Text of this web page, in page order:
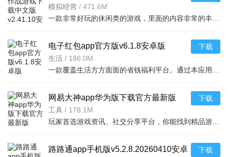
卓版
模拟经营 / 471.6M
电子红包app官方版v6.1.8安卓版
生活 / 186.0M
下载
网易大神app华为版下载官方最新版
v4.15.0华为版
工具 / 178.1M
下载
路路通app手机版v5.2.8.20260410安卓
下载